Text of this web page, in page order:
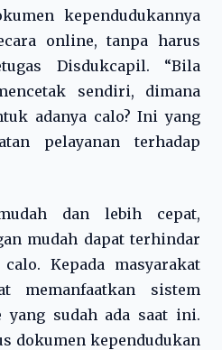
kependudukannya
online, tanpa harus
Disdukcapil. “Bila
sendiri, dimana
adanya calo? Ini yang
pelayanan terhadap
dan lebih cepat,
mudah dapat terhindar
Kepada masyarakat
memanfaatkan sistem
yang sudah ada saat ini.
dokumen kependudukan